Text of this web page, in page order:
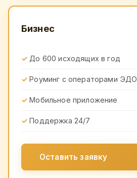
Бизнес
До 600 исходящих в год
Роуминг с операторами ЭДО
Мобильное приложение
Поддержка 24/7
Оставить заявку